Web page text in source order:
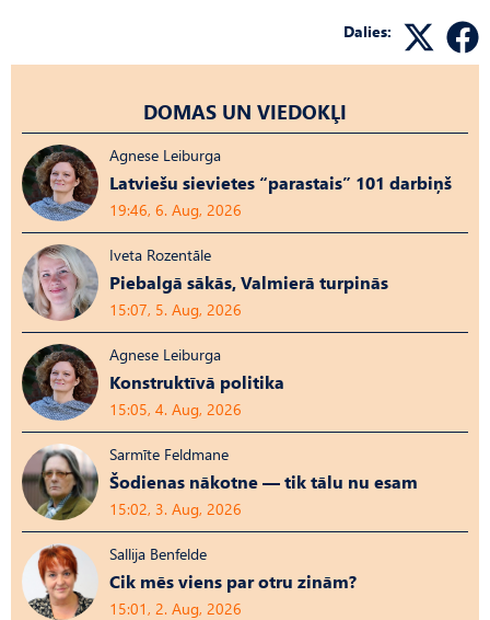
Dalies:
DOMAS UN VIEDOKĻI
Agnese Leiburga
Latviešu sievietes “parastais” 101 darbiņš
19:46, 6. Aug, 2026
Iveta Rozentāle
Piebalgā sākās, Valmierā turpinās
15:07, 5. Aug, 2026
Agnese Leiburga
Konstruktīvā politika
15:05, 4. Aug, 2026
Sarmīte Feldmane
Šodienas nākotne — tik tālu nu esam
15:02, 3. Aug, 2026
Sallija Benfelde
Cik mēs viens par otru zinām?
15:01, 2. Aug, 2026